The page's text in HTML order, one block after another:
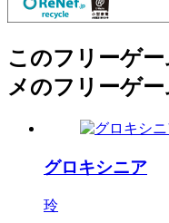
このフリーゲ
メのフリーゲー
グロキシニア
玲